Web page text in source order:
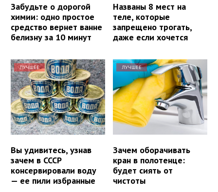
Забудьте о дорогой
химии: одно простое
средство вернет ванне
белизну за 10 минут
Названы 8 мест на
теле, которые
запрещено трогать,
даже если хочется
ЛУЧШЕЕ
Вы удивитесь, узнав
зачем в СССР
консервировали воду
— ее пили избранные
ЛУЧШЕЕ
Зачем оборачивать
кран в полотенце:
будет сиять от
чистоты